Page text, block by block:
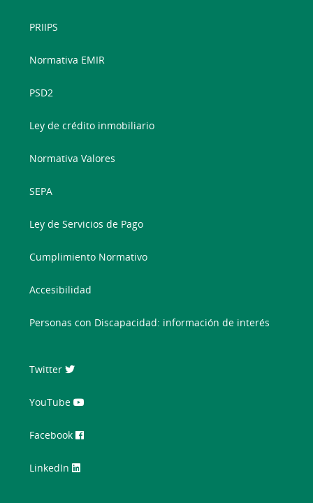
PRIIPS
Normativa EMIR
PSD2
Ley de crédito inmobiliario
Normativa Valores
SEPA
Ley de Servicios de Pago
Cumplimiento Normativo
Accesibilidad
Personas con Discapacidad: información de interés
Twitter
YouTube
Facebook
LinkedIn